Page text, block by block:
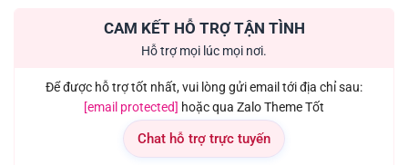
CAM KẾT HỖ TRỢ TẬN TÌNH
Hỗ trợ mọi lúc mọi nơi.
Để được hỗ trợ tốt nhất, vui lòng gửi email tới địa chỉ sau:
[email protected] hoặc qua Zalo Theme Tốt
Chat hỗ trợ trực tuyến